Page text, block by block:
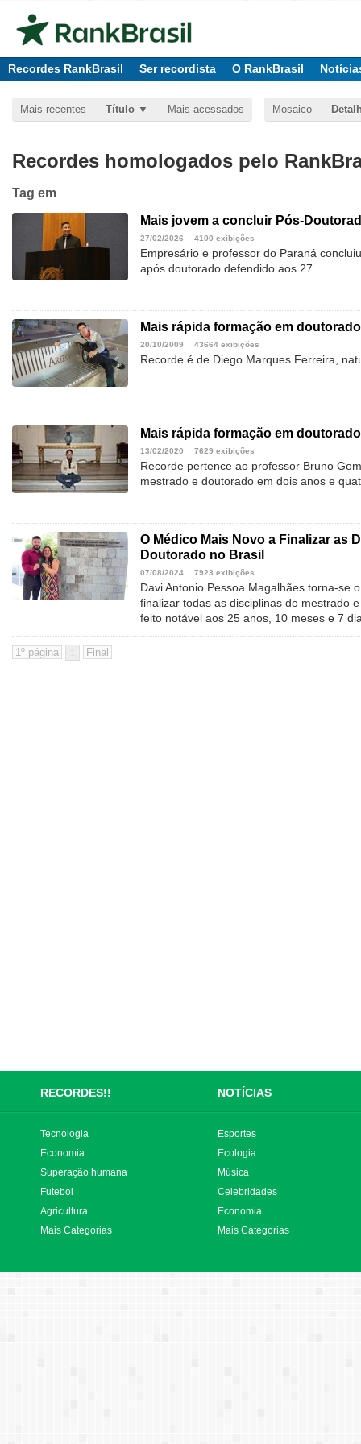
Recordes RankBrasil Ser recordista O RankBrasil
Mais recentes Título Mais acessados Mosaico
Recordes homologados pelo
Tag em
Mais jovem a concluir Pós-
27/02/2026 4100 exibições
Empresário e professor do Paraná
após doutorado defendido aos 27.
Mais rápida formação em
20/10/2009 43664 exibições
Recorde é de Diego Marques Ferreira,
Mais rápida formação em
13/02/2020 7629 exibições
Recorde pertence ao professor Bruno
mestrado e doutorado em dois anos e
O Médico Mais Novo a Finalizar as
Doutorado no Brasil
07/08/2024 7923 exibições
Davi Antonio Pessoa Magalhães torna-se
finalizar todas as disciplinas do mestrado
feito notável aos 25 anos, 10 meses e 7
RECORDES!! NOTÍCIAS
Tecnologia
Economia
Superação humana
Futebol
Agricultura
Mais Categorias
Esportes
Ecologia
Música
Celebridades
Economia
Mais Categorias